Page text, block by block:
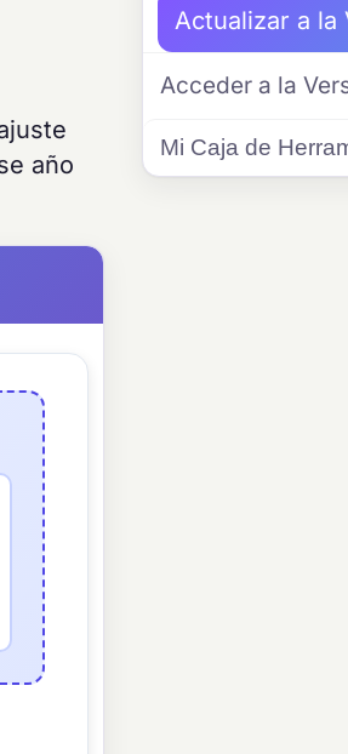
año
Actualizar a la
Acceder a la
Mi Caja de